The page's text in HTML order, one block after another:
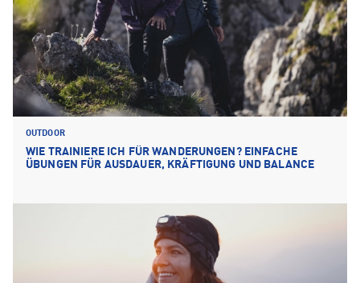
OUTDOOR
WIE TRAINIERE ICH FÜR WANDERUNGEN? EINFACHE
ÜBUNGEN FÜR AUSDAUER, KRÄFTIGUNG UND BALANCE